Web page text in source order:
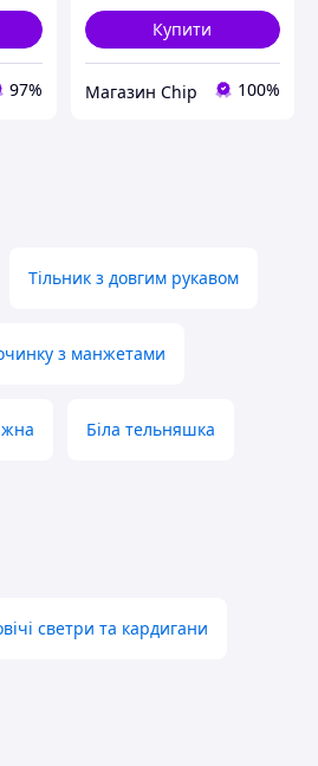
97%
Купити
Магазин Chip 100%
Тільник з довгим рукавом
з манжетами
Біла тельняшка
светри та кардигани